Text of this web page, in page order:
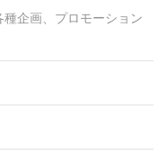
種企画、プロモーション